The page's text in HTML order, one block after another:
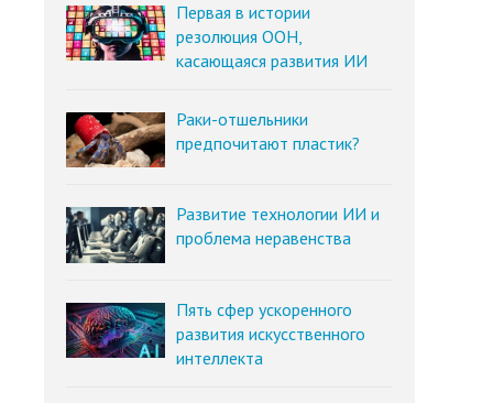
Первая в истории
резолюция ООН,
касающаяся развития ИИ
Раки-отшельники
предпочитают пластик?
Развитие технологии ИИ и
проблема неравенства
Пять сфер ускоренного
развития искусственного
интеллекта